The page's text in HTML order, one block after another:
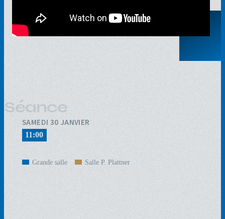
Séance
SAMEDI 30 JANVIER
11:00
Grande salle Salle P. Plattner